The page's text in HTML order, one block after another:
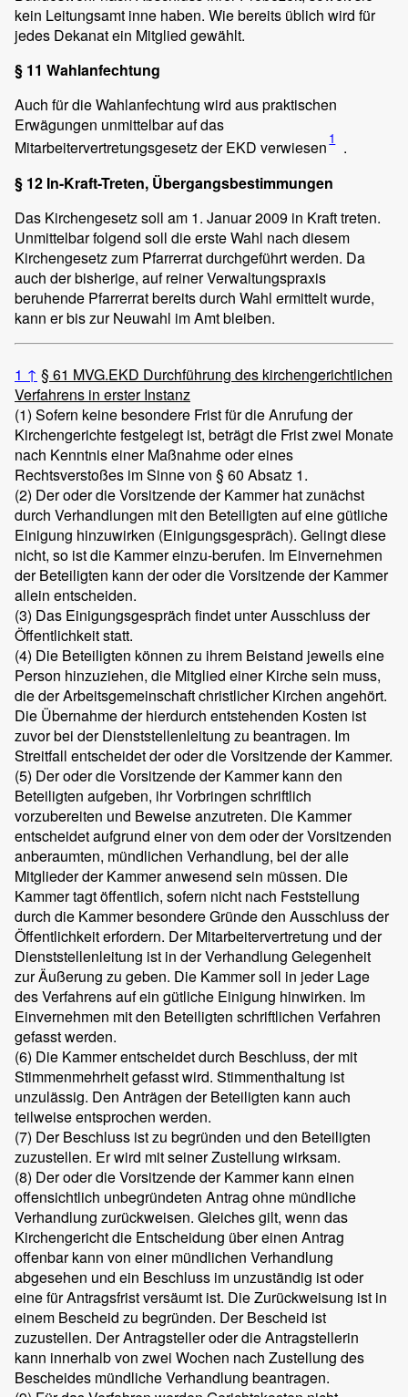
kein Leitungsamt inne haben. Wie bereits üblich wird für
jedes Dekanat ein Mitglied gewählt.
§ 11 Wahlanfechtung
Auch für die Wahlanfechtung wird aus praktischen
Erwägungen unmittelbar auf das
Mitarbeitervertretungsgesetz der EKD verwiesen 1
.
§ 12 In-Kraft-Treten, Übergangsbestimmungen
Das Kirchengesetz soll am 1. Januar 2009 in Kraft treten.
Unmittelbar folgend soll die erste Wahl nach diesem
Kirchengesetz zum Pfarrerrat durchgeführt werden. Da
auch der bisherige, auf reiner Verwaltungspraxis
beruhende Pfarrerrat bereits durch Wahl ermittelt wurde,
kann er bis zur Neuwahl im Amt bleiben.
1 ↑ § 61 MVG.EKD Durchführung des kirchengerichtlichen
Verfahrens in erster Instanz
(1) Sofern keine besondere Frist für die Anrufung der
Kirchengerichte festgelegt ist, beträgt die Frist zwei Monate
nach Kenntnis einer Maßnahme oder eines
Rechtsverstoßes im Sinne von § 60 Absatz 1.
(2) Der oder die Vorsitzende der Kammer hat zunächst
durch Verhandlungen mit den Beteiligten auf eine gütliche
Einigung hinzuwirken (Einigungsgespräch). Gelingt diese
nicht, so ist die Kammer einzu-berufen. Im Einvernehmen
der Beteiligten kann der oder die Vorsitzende der Kammer
allein entscheiden.
(3) Das Einigungsgespräch findet unter Ausschluss der
Öffentlichkeit statt.
(4) Die Beteiligten können zu ihrem Beistand jeweils eine
Person hinzuziehen, die Mitglied einer Kirche sein muss,
die der Arbeitsgemeinschaft christlicher Kirchen angehört.
Die Übernahme der hierdurch entstehenden Kosten ist
zuvor bei der Dienststellenleitung zu beantragen. Im
Streitfall entscheidet der oder die Vorsitzende der Kammer.
(5) Der oder die Vorsitzende der Kammer kann den
Beteiligten aufgeben, ihr Vorbringen schriftlich
vorzubereiten und Beweise anzutreten. Die Kammer
entscheidet aufgrund einer von dem oder der Vorsitzenden
anberaumten, mündlichen Verhandlung, bei der alle
Mitglieder der Kammer anwesend sein müssen. Die
Kammer tagt öffentlich, sofern nicht nach Feststellung
durch die Kammer besondere Gründe den Ausschluss der
Öffentlichkeit erfordern. Der Mitarbeitervertretung und der
Dienststellenleitung ist in der Verhandlung Gelegenheit
zur Äußerung zu geben. Die Kammer soll in jeder Lage
des Verfahrens auf ein gütliche Einigung hinwirken. Im
Einvernehmen mit den Beteiligten schriftlichen Verfahren
gefasst werden.
(6) Die Kammer entscheidet durch Beschluss, der mit
Stimmenmehrheit gefasst wird. Stimmenthaltung ist
unzulässig. Den Anträgen der Beteiligten kann auch
teilweise entsprochen werden.
(7) Der Beschluss ist zu begründen und den Beteiligten
zuzustellen. Er wird mit seiner Zustellung wirksam.
(8) Der oder die Vorsitzende der Kammer kann einen
offensichtlich unbegründeten Antrag ohne mündliche
Verhandlung zurückweisen. Gleiches gilt, wenn das
Kirchengericht die Entscheidung über einen Antrag
offenbar kann von einer mündlichen Verhandlung
abgesehen und ein Beschluss im unzuständig ist oder
eine für Antragsfrist versäumt ist. Die Zurückweisung ist in
einem Bescheid zu begründen. Der Bescheid ist
zuzustellen. Der Antragsteller oder die Antragstellerin
kann innerhalb von zwei Wochen nach Zustellung des
Bescheides mündliche Verhandlung beantragen.